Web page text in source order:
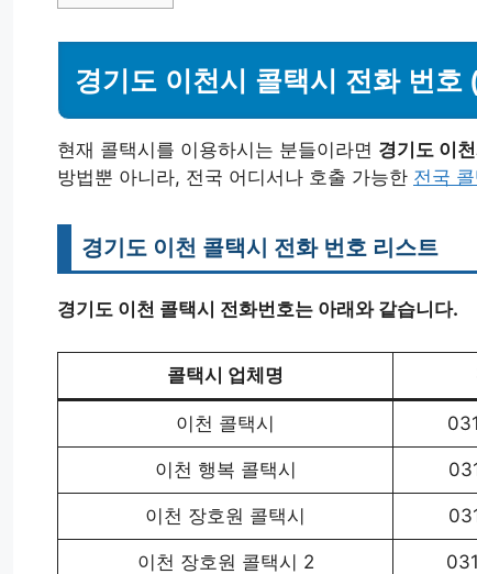
경기도 이천시 콜택시 전화 번호
현재 콜택시를 이용하시는 분들이라면 경기도 이
방법뿐 아니라, 전국 어디서나 호출 가능한 전국
경기도 이천 콜택시 전화 번호 리스트
경기도 이천 콜택시 전화번호는 아래와 같습니다.
콜택시 업체명
이천 콜택시
이천 행복 콜택시
이천 장호원 콜택시
이천 장호원 콜택시 2